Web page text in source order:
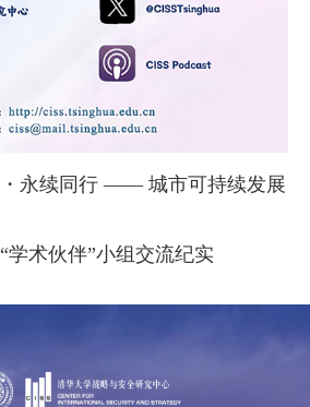
・永续同行 —— 城市可持续发展
学术伙伴”小组交流纪实